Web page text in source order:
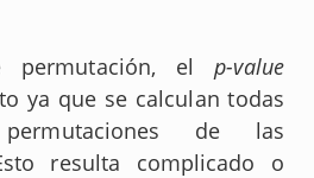
permutación, elp-value
ya que se calculan todas
de las
resulta complicado o